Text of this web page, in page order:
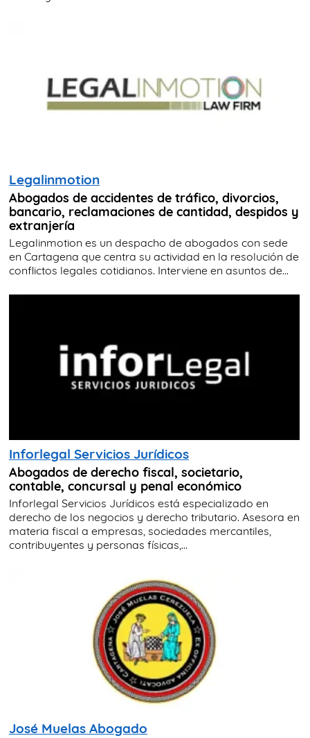
Legalinmotion
Abogados de accidentes de tráfico, divorcios,
bancario, reclamaciones de cantidad, despidos y
extranjería
Legalinmotion es un despacho de abogados con sede
en Cartagena que centra su actividad en la resolución de
conflictos legales cotidianos. Interviene en asuntos de...
Inforlegal Servicios Jurídicos
Abogados de derecho fiscal, societario,
contable, concursal y penal económico
Inforlegal Servicios Jurídicos está especializado en
derecho de los negocios y derecho tributario. Asesora en
materia fiscal a empresas, sociedades mercantiles,
contribuyentes y personas físicas,...
José Muelas Abogado